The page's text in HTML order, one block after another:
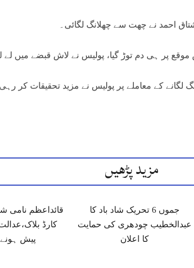
پر ہی دم توڑ گیا، پولیس نے لاش قبضے میں لے
کے معاملے پر پولیس نے مزید تحقیقات کر
مزید پڑھیں
جموں 6 تحریک شاد باد کا
عبدالخطیب چودھری کی حمایت
کا اعلان
قائداعظم نامی
کارڈ
پیش